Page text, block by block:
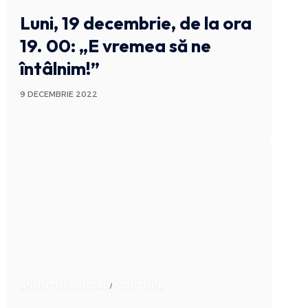
Luni, 19 decembrie, de la ora️
19. 00: „E vremea să ne
întâlnim!”
9 DECEMBRIE 2022
ANUNTURI BUZAU